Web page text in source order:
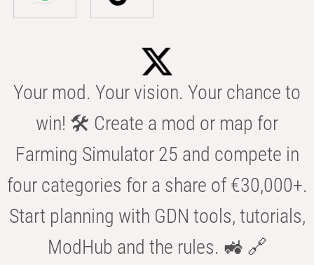
Your mod. Your vision. Your chance to
win! 🛠️ Create a mod or map for
Farming Simulator 25 and compete in
four categories for a share of €30,000+.
Start planning with GDN tools, tutorials,
ModHub and the rules. 🚜 🔗